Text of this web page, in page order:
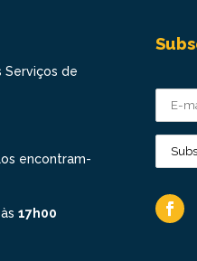
Serviços de
encontram-
às 17h00